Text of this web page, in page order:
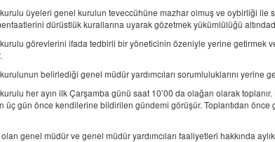
üyeleri genel kurulun teveccühüne mazhar olmuş ve oybirliği
dürüstlük kurallarına uyarak gözetmek yükümlülüğü
görevlerini ifada tedbirli bir yöneticinin özeniyle yerine getirmek
belirlediği genel müdür yardımcıları sorumluluklarını yerine
her ayın ilk Çarşamba günü saat 10’00 da olağan olarak
üç gün önce kendilerine bildirilen gündemi görüşür. Toplantıdan
genel müdür ve genel müdür yardımcıları faaliyetleri hakkında